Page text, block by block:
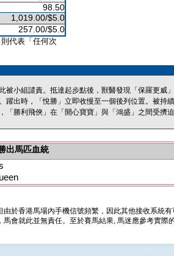
98.50
1,019.00/$5.0
257.00/$5.0
代表「任何次
小組譴責。抵達起步點後，獸醫發現「保羅更威
出時，「悅勝」立即收慢至一個後列位置。被持
「勝利飛俠」在「開心寶寶」與「鴻盛」之間受擠
出馬匹血統
於香港馬場內手機信號頻繁，因此其他接收系統
會就此並無責任。至於賽馬結果, 馬迷應參考實際